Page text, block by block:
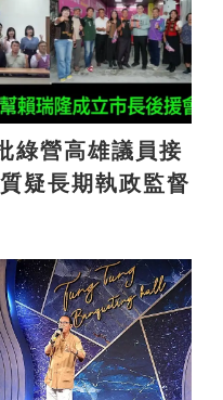
綠營高雄議員接